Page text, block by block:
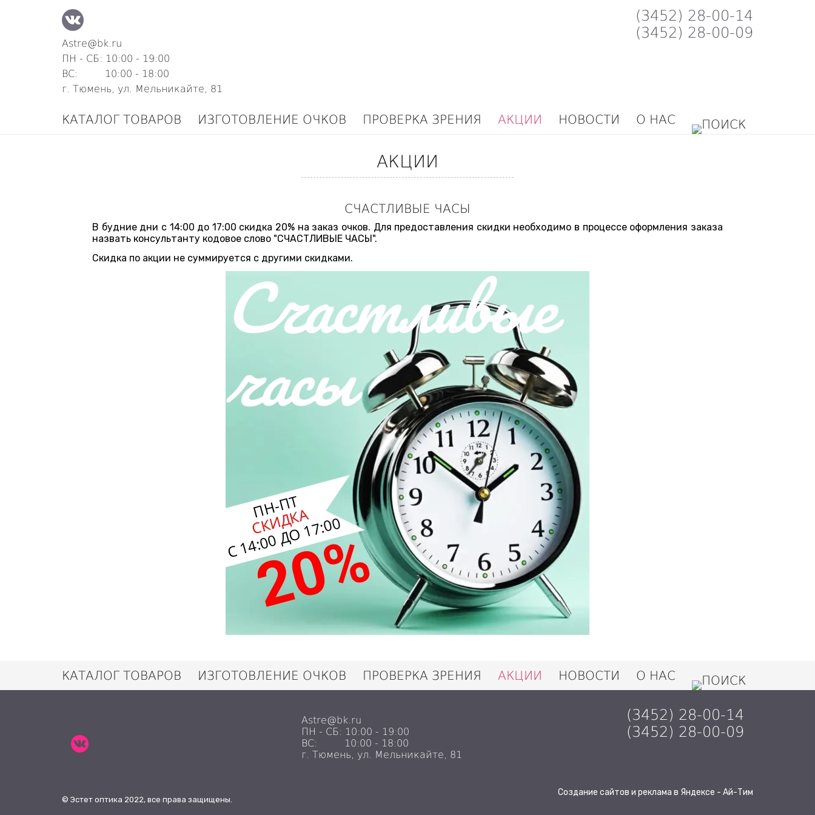
Astre@bk.ru
ПН - СБ: 10:00 - 19:00
ВС: 10:00 - 18:00
г. Тюмень, ул. Мельникайте, 81
(3452) 28-00-14
(3452) 28-00-09
КАТАЛОГ ТОВАРОВ ИЗГОТОВЛЕНИЕ ОЧКОВ ПРОВЕРКА ЗРЕНИЯ АКЦИИ НОВОСТИ О НАС
АКЦИИ
СЧАСТЛИВЫЕ ЧАСЫ
В будние дни с 14:00 до 17:00 скидка 20% на заказ очков. Для предоставления скидки необходимо в процессе оформления заказа
назвать консультанту кодовое слово "СЧАСТЛИВЫЕ ЧАСЫ".
Скидка по акции не суммируется с другими скидками.
КАТАЛОГ ТОВАРОВ ИЗГОТОВЛЕНИЕ ОЧКОВ ПРОВЕРКА ЗРЕНИЯ АКЦИИ НОВОСТИ О НАС
Astre@bk.ru
ПН - СБ: 10:00 - 19:00
ВС: 10:00 - 18:00
г. Тюмень, ул. Мельникайте, 81
(3452) 28-00-14
(3452) 28-00-09
© Эстет оптика 2022, все права защищены.
Создание сайтов и реклама в Яндексе - Ай-Тим